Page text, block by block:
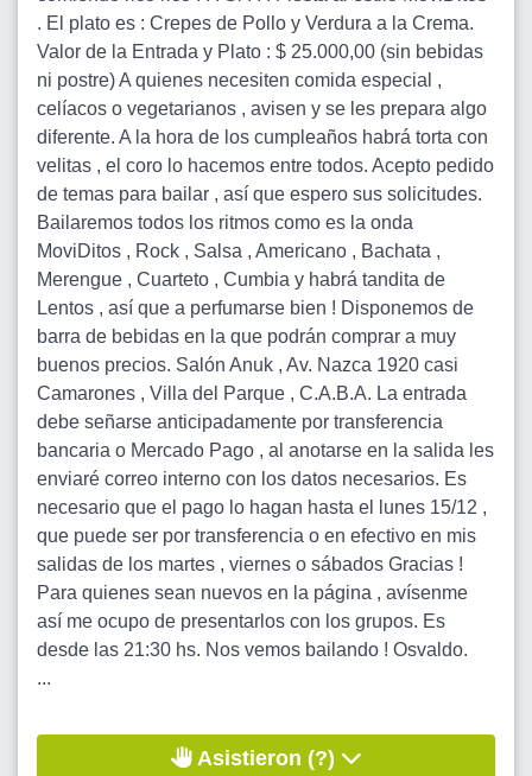
. El plato es : Crepes de Pollo y Verdura a la Crema.
Valor de la Entrada y Plato : $ 25.000,00 (sin bebidas
ni postre) A quienes necesiten comida especial ,
celíacos o vegetarianos , avisen y se les prepara algo
diferente. A la hora de los cumpleaños habrá torta con
velitas , el coro lo hacemos entre todos. Acepto pedido
de temas para bailar , así que espero sus solicitudes.
Bailaremos todos los ritmos como es la onda
MoviDitos , Rock , Salsa , Americano , Bachata ,
Merengue , Cuarteto , Cumbia y habrá tandita de
Lentos , así que a perfumarse bien ! Disponemos de
barra de bebidas en la que podrán comprar a muy
buenos precios. Salón Anuk , Av. Nazca 1920 casi
Camarones , Villa del Parque , C.A.B.A. La entrada
debe señarse anticipadamente por transferencia
bancaria o Mercado Pago , al anotarse en la salida les
enviaré correo interno con los datos necesarios. Es
necesario que el pago lo hagan hasta el lunes 15/12 ,
que puede ser por transferencia o en efectivo en mis
salidas de los martes , viernes o sábados Gracias !
Para quienes sean nuevos en la página , avísenme
así me ocupo de presentarlos con los grupos. Es
desde las 21:30 hs. Nos vemos bailando ! Osvaldo.
...
Asistieron (?)